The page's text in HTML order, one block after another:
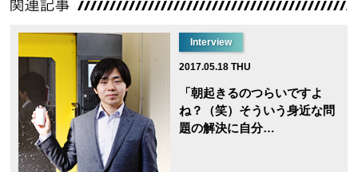
Interview
2017.05.18 THU
「朝起きるのつらいですよ
ね？（笑）そういう身近な問
題の解決に自分…